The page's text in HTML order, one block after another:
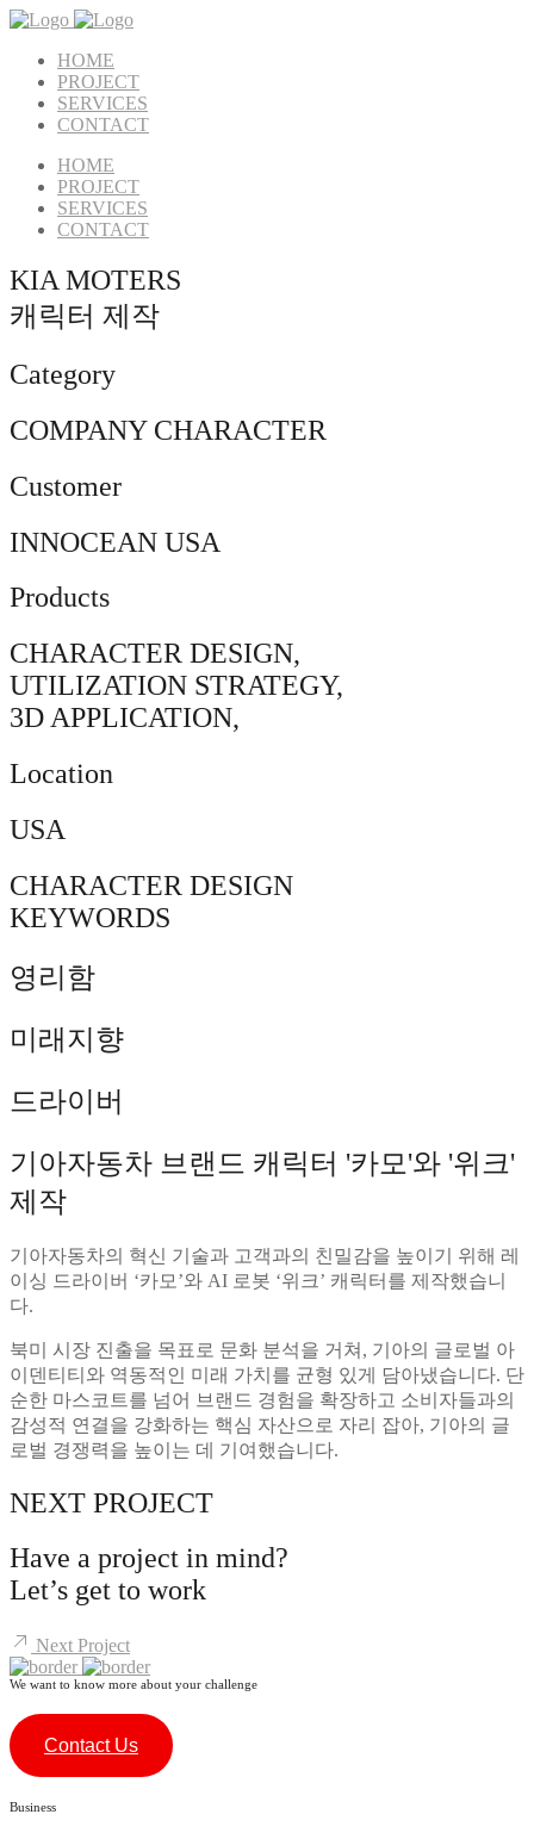
HOME
PROJECT
SERVICES
CONTACT
HOME
PROJECT
SERVICES
CONTACT
KIA MOTERS
캐릭터 제작
Category
COMPANY CHARACTER
Customer
INNOCEAN USA
Products
CHARACTER DESIGN,
UTILIZATION STRATEGY,
3D APPLICATION,
Location
USA
CHARACTER DESIGN
KEYWORDS
영리함
미래지향
드라이버
기아자동차 브랜드 캐릭터 '카모'와 '위크'
제작
기아자동차의 혁신 기술과 고객과의 친밀감을 높이기 위해 레
이싱 드라이버 ‘카모’와 AI 로봇 ‘위크’ 캐릭터를 제작했습니
다.
북미 시장 진출을 목표로 문화 분석을 거쳐, 기아의 글로벌 아
이덴티티와 역동적인 미래 가치를 균형 있게 담아냈습니다. 단
순한 마스코트를 넘어 브랜드 경험을 확장하고 소비자들과의
감성적 연결을 강화하는 핵심 자산으로 자리 잡아, 기아의 글
로벌 경쟁력을 높이는 데 기여했습니다.
NEXT PROJECT
Have a project in mind?
Let’s get to work
Next Project
We want to know more about your challenge
Contact Us
Business